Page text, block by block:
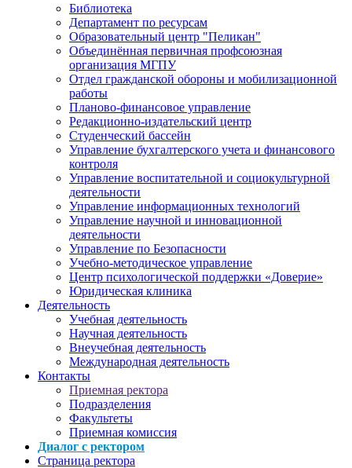
Библиотека
Департамент по ресурсам
Образовательный центр "Пеликан"
Объединённая первичная профсоюзная
организация МГПУ
Отдел гражданской обороны и мобилизационной
работы
Планово-финансовое управление
Редакционно-издательский центр
Студенческий бассейн
Управление бухгалтерского учета и финансового
контроля
Управление воспитательной и социокультурной
деятельности
Управление информационных технологий
Управление научной и инновационной
деятельности
Управление по Безопасности
Учебно-методическое управление
Центр психологической поддержки «Доверие»
Юридическая клиника
Деятельность
Учебная деятельность
Научная деятельность
Внеучебная деятельность
Международная деятельность
Контакты
Приемная ректора
Подразделения
Факультеты
Приемная комиссия
Диалог с ректором
Страница ректора